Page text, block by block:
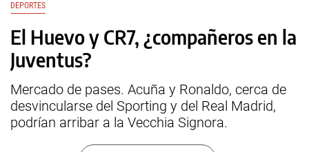
DEPORTES
El Huevo y CR7, ¿compañeros en la
Juventus?
Mercado de pases. Acuña y Ronaldo, cerca de
desvincularse del Sporting y del Real Madrid,
podrían arribar a la Vecchia Signora.